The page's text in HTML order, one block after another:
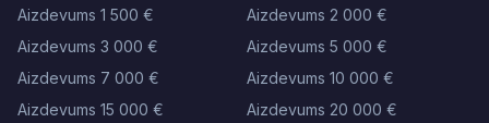
Aizdevums 1 500 €
Aizdevums 2 000 €
Aizdevums 3 000 €
Aizdevums 5 000 €
Aizdevums 7 000 €
Aizdevums 10 000 €
Aizdevums 15 000 €
Aizdevums 20 000 €